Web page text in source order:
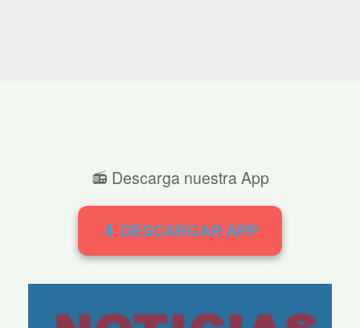
📻 Descarga nuestra App
⬇ DESCARGAR APP